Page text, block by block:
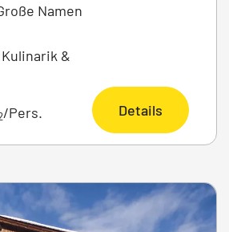
Namen
&
/Pers. Details